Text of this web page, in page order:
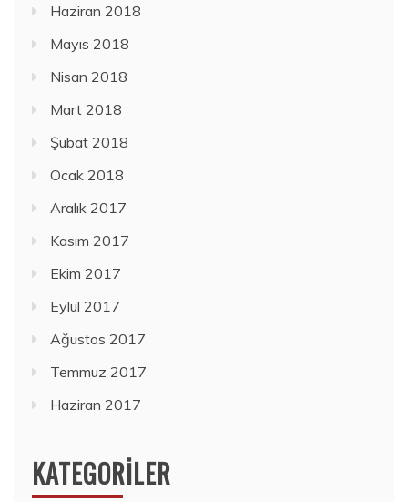
Haziran 2018
Mayıs 2018
Nisan 2018
Mart 2018
Şubat 2018
Ocak 2018
Aralık 2017
Kasım 2017
Ekim 2017
Eylül 2017
Ağustos 2017
Temmuz 2017
Haziran 2017
KATEGORILER